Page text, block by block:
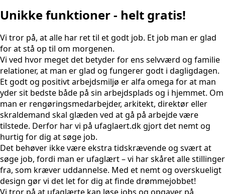
Unikke funktioner - helt gratis!
Vi tror på, at alle har ret til et godt job. Et job man er glad
for at stå op til om morgenen.
Vi ved hvor meget det betyder for ens selvværd og familie
relationer, at man er glad og fungerer godt i dagligdagen.
Et godt og positivt arbejdsmiljø er alfa omega for at man
yder sit bedste både på sin arbejdsplads og i hjemmet. Om
man er rengøringsmedarbejder, arkitekt, direktør eller
skraldemand skal glæden ved at gå på arbejde være
tilstede. Derfor har vi på ufaglaert.dk gjort det nemt og
hurtig for dig at søge job.
Det behøver ikke være ekstra tidskrævende og svært at
søge job, fordi man er ufaglært – vi har skåret alle stillinger
fra, som kræver uddannelse. Med et nemt og overskueligt
design gør vi det let for dig at finde drømmejobbet!